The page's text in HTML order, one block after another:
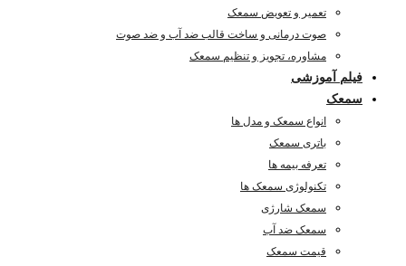
تعمیر و تعویض سمعک
صوت درمانی و ساخت قالب ضد آب و ضد صوت
مشاوره، تجویز و تنظیم سمعک
فیلم آموزشی
سمعک
انواع سمعک و مدل ها
باتری سمعک
تعرفه بیمه ها
تکنولوژی سمعک ها
سمعک شارژی
سمعک ضد آب
قیمت سمعک